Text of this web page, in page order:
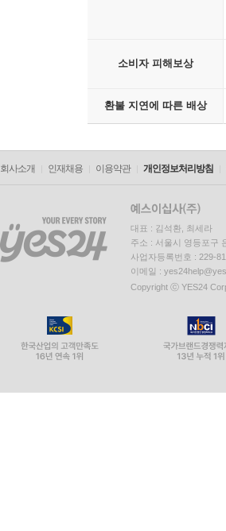
소비자 피해보상
환불 지연에 따른 배상
회사소개 인재채용 이용약관 개인정보처리방침
대표 : 김석환, 최세라
주소 : 서울시 영등포구
사업자등록번호 : 229-
이메일 :
Copyright ⓒ YES24